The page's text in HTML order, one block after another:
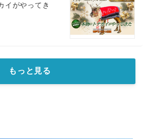
イがやってき
もっと見る